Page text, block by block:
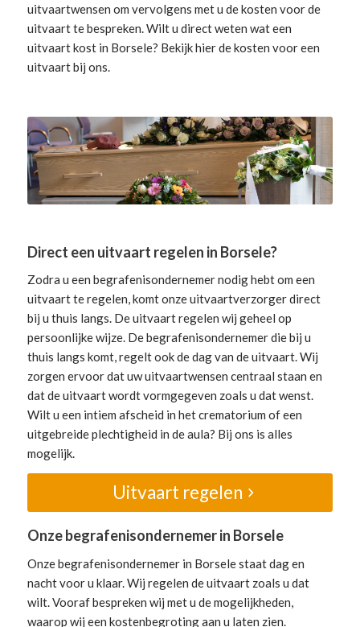
uitvaartwensen om vervolgens met u de kosten voor de
uitvaart te bespreken. Wilt u direct weten wat een
uitvaart kost in Borsele? Bekijk hier dekosten voor een
uitvaartbij ons.
Direct een uitvaart regelen in Borsele?
Zodra u een begrafenisondernemer nodig hebt om een
uitvaart te regelen, komt onze uitvaartverzorger direct
bij u thuis langs. De uitvaart regelen wij geheel op
persoonlijke wijze. De begrafenisondernemer die bij u
thuis langs komt, regelt ook de dag van de uitvaart. Wij
zorgen ervoor dat uw uitvaartwensen centraal staan en
dat de uitvaart wordt vormgegeven zoals u dat wenst.
Wilt u een intiem afscheid in het crematorium of een
uitgebreide plechtigheid in de aula? Bij ons is alles
mogelijk.
Uitvaart regelen
Onze begrafenisondernemer in Borsele
Onze begrafenisondernemer in Borsele staat dag en
nacht voor u klaar. Wij regelen de uitvaart zoals u dat
wilt. Vooraf bespreken wij met u de mogelijkheden,
waarop wij een kostenbegroting aan u laten zien.